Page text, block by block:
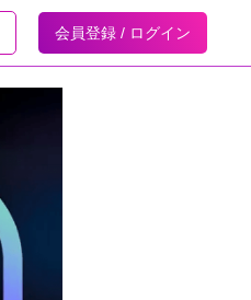
会員登録 / ログイン